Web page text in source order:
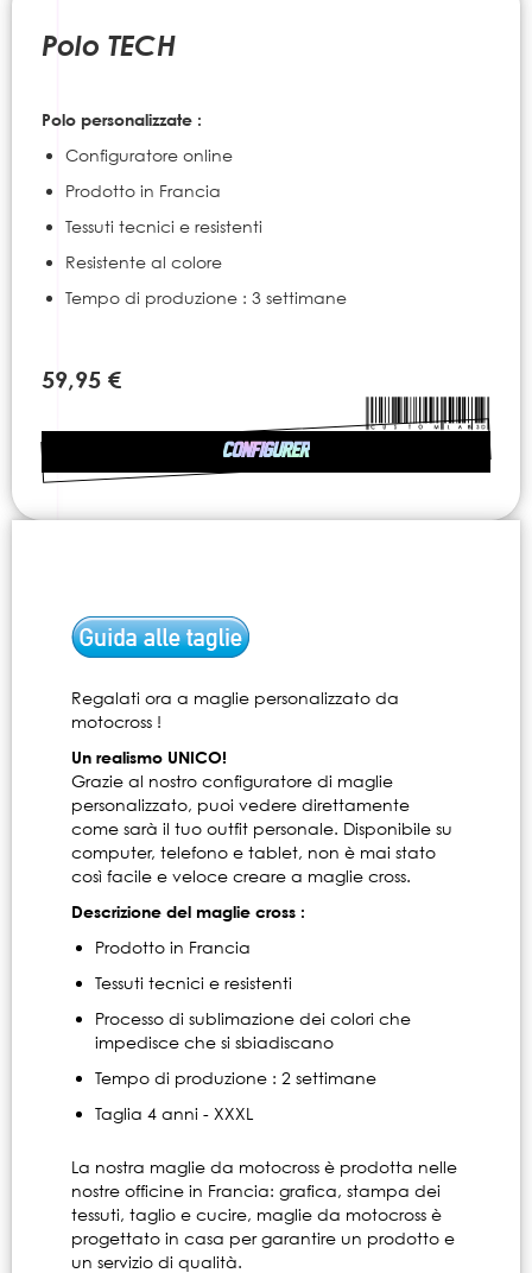
Polo TECH
Polo personalizzate :
Configuratore online
Prodotto in Francia
Tessuti tecnici e resistenti
Resistente al colore
Tempo di produzione : 3 settimane
CONFIGURER
59,95 €
beginning
images
gallery
Regalati ora a maglie personalizzato da
motocross !
Un realismo UNICO!
Grazie al nostro configuratore di maglie
personalizzato, puoi vedere direttamente
come sarà il tuo outfit personale. Disponibile su
computer, telefono e tablet, non è mai stato
così facile e veloce creare a maglie cross.
Descrizione del maglie cross :
Prodotto in Francia
Tessuti tecnici e resistenti
Processo di sublimazione dei colori che
impedisce che si sbiadiscano
Tempo di produzione : 2 settimane
Taglia 4 anni - XXXL
La nostra maglie da motocross è prodotta nelle
nostre officine in Francia: grafica, stampa dei
tessuti, taglio e cucire, maglie da motocross è
progettato in casa per garantire un prodotto e
un servizio di qualità.